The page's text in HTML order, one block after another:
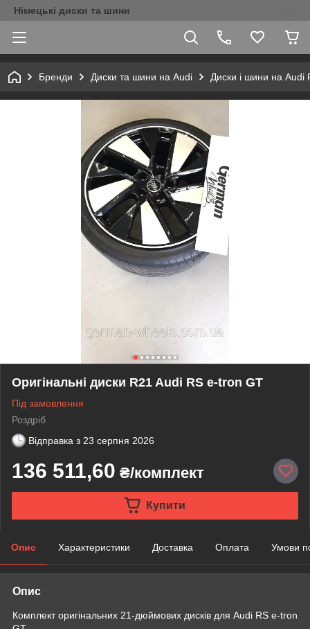
Німецькі диски та шини
Бренди Диски та шини на Audi Диски і шини на Audi
Оригінальні диски R21 Audi RS e-tron GT
Під замовлення
Роздріб
Відправка з 23 серпня 2026
136 511,60 ₴/комплект
Купити
Опис Характеристики Доставка Оплата Умови
Опис
Комплект оригінальних 21-дюймових дисків для Audi RS e-tron